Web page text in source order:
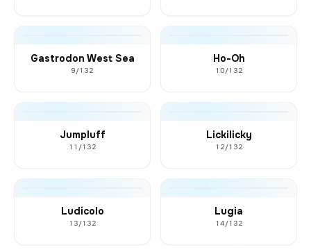
Gastrodon West Sea
9/132
Ho-Oh
10/132
Jumpluff
11/132
Lickilicky
12/132
Ludicolo
13/132
Lugia
14/132